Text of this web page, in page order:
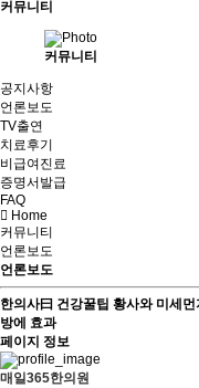
커뮤니티
커뮤니티
공지사항
언론보도
TV출연
치료후기
비급여진료
증명서발급
FAQ
Home
커뮤니티
언론보도
언론보도
한의사曰 건강꿀팁 황사와 미세먼
방에 효과
페이지 정보
매일365한의원